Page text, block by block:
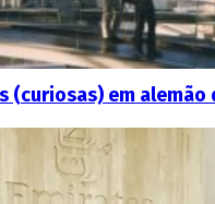
(curiosas) em